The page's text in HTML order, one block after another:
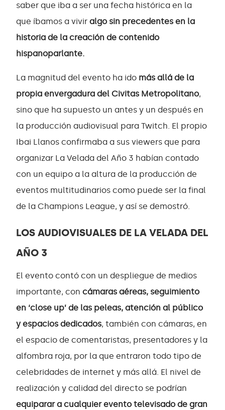
saber que iba a ser una fecha histórica en la
que íbamos a viviralgo sin precedentes en la
historia de la creación de contenido
hispanoparlante.
La magnitud del evento ha ido más allá de la
propia envergadura del Civitas Metropolitano,
sino que ha supuesto un antes y un después en
la producción audiovisual para Twitch. El propio
Ibai Llanos confirmaba a sus viewers que para
organizar La Velada del Año 3 habían contado
con un equipo a la altura de la producción de
eventos multitudinarios como puede ser la final
de la Champions League, y así se demostró.
LOS AUDIOVISUALES DE LA VELADA DEL
AÑO 3
El evento contó con un despliegue de medios
importante, concámaras aéreas, seguimiento
en ‘close up’ de las peleas, atención al público
y espacios dedicados, también con cámaras, en
el espacio de comentaristas, presentadores y la
alfombra roja, por la que entraron todo tipo de
celebridades de internet y más allá. El nivel de
realización y calidad del directo se podrían
equiparar a cualquier evento televisado de gran